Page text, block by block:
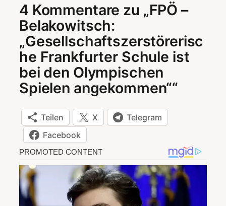
4 Kommentare zu „FPÖ –
Belakowitsch:
„Gesellschaftszerstörerisc
he Frankfurter Schule ist
bei den Olympischen
Spielen angekommen““
Teilen X
Telegram
Facebook